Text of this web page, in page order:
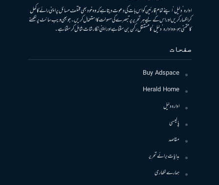
ادارہ ’دلیل‘ اپنے تمام قارئین کو اس بات کی دعوت دیتا ہے کہ وہ خود بھی مختلف مسائل پر اپنی رائے کا کھل
کر اظہار کریں اور اس کے لیے ہر تحریر پر تبصرے کی سہولت کا استعمال کریں۔ جو بھی ویب سائٹ پر لکھنے
کا متمنی ہو، وہ ادارہ ’دلیل‘ کا مستقل رکن بن سکتا ہے اور اپنی نگارشات شامل کرسکتا ہے۔
صفحات
Buy Adspace
Herald Home
ادارہ دلیل
پالیسی
مقاصد
ہدایات برائے تحریر
ہمارے لکھاری